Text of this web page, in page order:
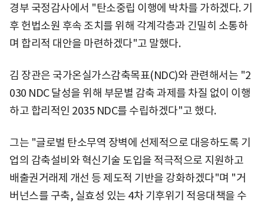
경부 국정감사에서 "탄소중립 이행에 박차를 가하겠다. 기
후 헌법소원 후속 조치를 위해 각계각층과 긴밀히 소통하
며 합리적 대안을 마련하겠다"고 말했다.
김 장관은 국가온실가스감축목표(NDC)와 관련해서는 "2
030 NDC 달성을 위해 부문별 감축 과제를 차질 없이 이행
하고 합리적인 2035 NDC를 수립하겠다"고 했다.
그는 "글로벌 탄소무역 장벽에 선제적으로 대응하도록 기
업의 감축설비와 혁신기술 도입을 적극적으로 지원하고
배출권거래제 개선 등 제도적 기반을 강화하겠다"며 "거
버넌스를 구축, 실효성 있는 4차 기후위기 적응대책을 수